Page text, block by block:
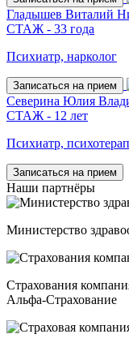
Гладышев Виталий
СТАЖ - 33 года
Психиатр, нарколог
Записаться на прием
Северина Юлия
СТАЖ - 12 лет
Психиатр,
Записаться на прием
Наши партнёры
Министерство
Страхования
Альфа-Страхование